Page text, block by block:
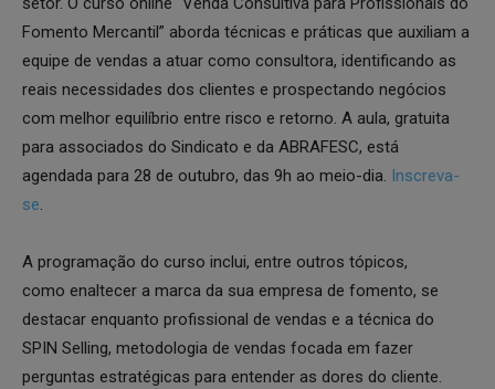
Fomento Mercantil” aborda técnicas e práticas que auxiliam a
equipe de vendas a atuar como consultora, identificando as
reais necessidades dos clientes e prospectando negócios
com melhor equilíbrio entre risco e retorno. A aula, gratuita
para associados do Sindicato e da ABRAFESC, está
agendada para 28 de outubro, das 9h ao meio-dia. Inscreva-
se.
A programação do curso inclui, entre outros tópicos,
como enaltecer a marca da sua empresa de fomento, se
destacar enquanto profissional de vendas e a técnica do
SPIN Selling, metodologia de vendas focada em fazer
perguntas estratégicas para entender as dores do cliente.